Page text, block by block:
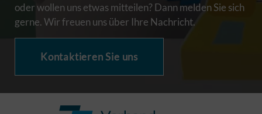
oder wollen uns etwas mitteilen? Dann melden Sie sich
gerne. Wir freuen uns über Ihre Nachricht.
Kontaktieren Sie uns